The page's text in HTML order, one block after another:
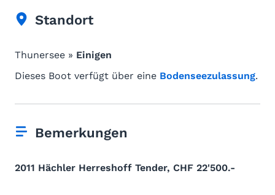
Standort
Thunersee » Einigen
Dieses Boot verfügt über eine Bodenseezulassung.
Bemerkungen
2011 Hächler Herreshoff Tender, CHF 22'500.-